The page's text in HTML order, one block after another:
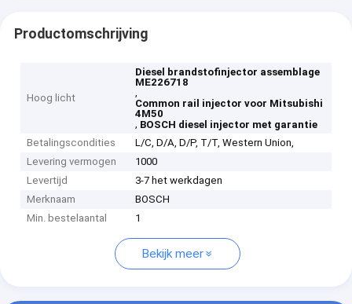
Productomschrijving
Hoog licht
Diesel brandstofinjector assemblage
ME226718
,
Common rail injector voor Mitsubishi
4M50
, BOSCH diesel injector met garantie
Betalingscondities
L/C, D/A, D/P, T/T, Western Union,
Levering vermogen
1000
Levertijd
3-7 het werkdagen
Merknaam
BOSCH
Min. bestelaantal
1
Bekijk meer